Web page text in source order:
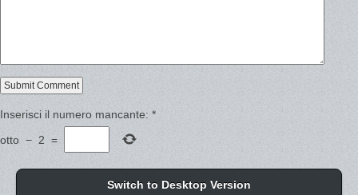
Inserisci il numero mancante: *
otto − 2 =
Switch to Desktop Version